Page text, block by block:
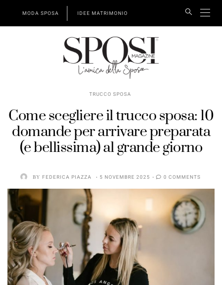
MODA SPOSA IDEE MATRIMONIO
TRUCCO SPOSA
Come scegliere il trucco sposa: 10
domande per arrivare preparata
(e bellissima) al grande giorno
BY FEDERICA PIAZZA 5 NOVEMBRE 2025 0 COMMENTS